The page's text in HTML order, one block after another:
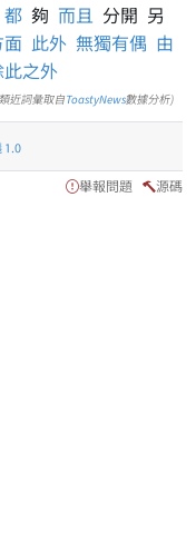
都 夠 而且 分開 另
此外 無獨有偶 由
此之外
近詞彙取自ToastyNews數據分析)
1.0
舉報問題 源碼